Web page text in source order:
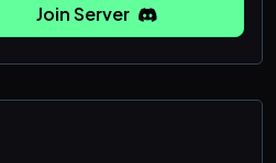
actividades
demas👥
Join Server